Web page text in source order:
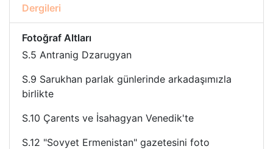
Dergileri
Fotoğraf Altları
S.5 Antranig Dzarugyan
S.9 Sarukhan parlak günlerinde arkadaşımızla
birlikte
S.10 Çarents ve İsahagyan Venedik'te
S.12 "Sovyet Ermenistan" gazetesini foto